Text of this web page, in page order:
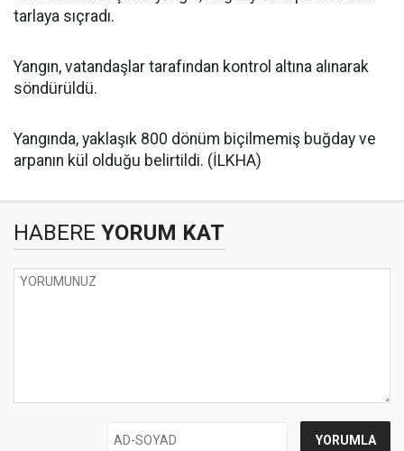
tarlaya sıçradı.
Yangın, vatandaşlar tarafından kontrol altına alınarak
söndürüldü.
Yangında, yaklaşık 800 dönüm biçilmemiş buğday ve
arpanın kül olduğu belirtildi. (İLKHA)
HABERE YORUM KAT